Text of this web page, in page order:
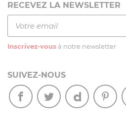
RECEVEZ LA NEWSLETTER
Inscrivez-vous à notre newsletter
SUIVEZ-NOUS